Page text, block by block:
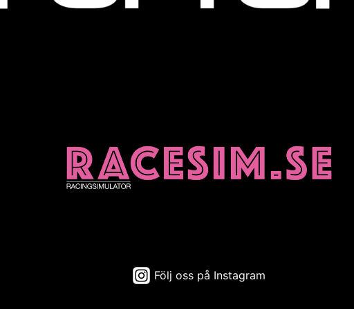
Följ oss på Instagram